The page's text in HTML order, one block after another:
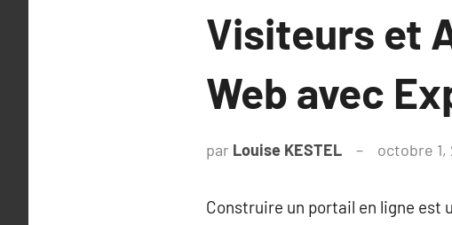
Visiteurs et
Web avec
par Louise KESTEL octobre 1,
Construire un portail en ligne est